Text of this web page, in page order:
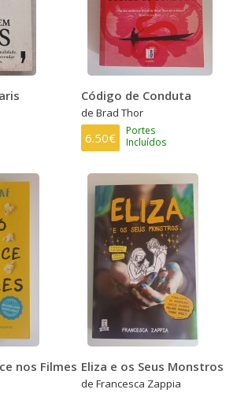
Código de Conduta
de Brad Thor
6.50€
Portes
Incluídos
nos Filmes Eliza e os Seus Monstros
de Francesca Zappia